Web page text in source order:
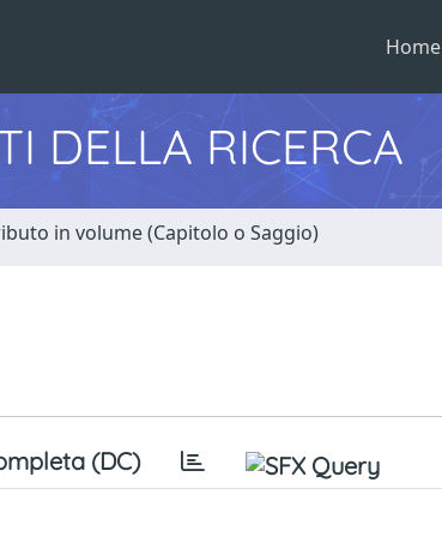
Home
DELLA RICERCA
in volume (Capitolo o Saggio)
(DC)